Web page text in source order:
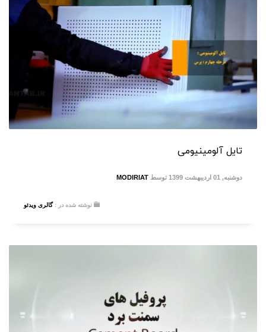
تایل آلومینیومی
دوشنبه, 01 اردیبهشت 1399 توسط MODIRIAT
نوشته شده در : گالری ویدئو